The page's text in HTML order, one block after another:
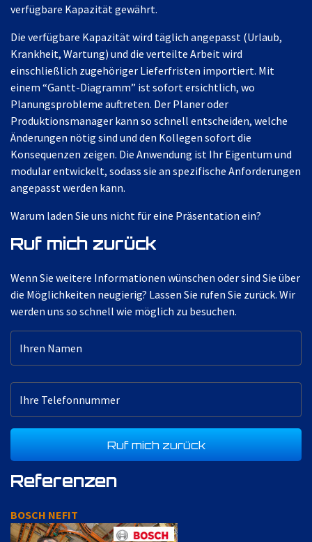
verfügbare Kapazität gewährt.
Die verfügbare Kapazität wird täglich angepasst (Urlaub,
Krankheit, Wartung) und die verteilte Arbeit wird
einschließlich zugehöriger Lieferfristen importiert. Mit
einem “Gantt-Diagramm” ist sofort ersichtlich, wo
Planungsprobleme auftreten. Der Planer oder
Produktionsmanager kann so schnell entscheiden, welche
Änderungen nötig sind und den Kollegen sofort die
Konsequenzen zeigen. Die Anwendung ist Ihr Eigentum und
modular entwickelt, sodass sie an spezifische Anforderungen
angepasst werden kann.
Warum laden Sie uns nicht für eine Präsentation ein?
Ruf mich zurück
Wenn Sie weitere Informationen wünschen oder sind Sie über
die Möglichkeiten neugierig? Lassen Sie rufen Sie zurück. Wir
werden uns so schnell wie möglich zu besuchen.
Referenzen
BOSCH NEFIT